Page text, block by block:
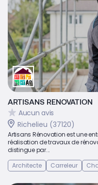
ARTISANS RENOVATION
Aucun avis
Richelieu (37120)
Artisans Rénovation est une
réalisation de travaux de
distingue par...
Architecte
Carreleur